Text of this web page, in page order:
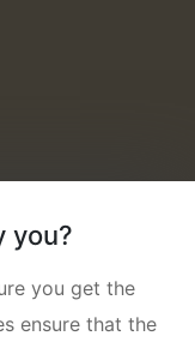
you?
you get the
ensure that the